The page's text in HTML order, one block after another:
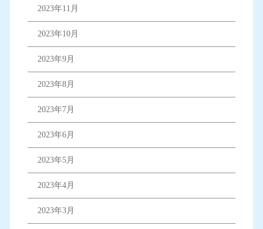
2023年11月
2023年10月
2023年9月
2023年8月
2023年7月
2023年6月
2023年5月
2023年4月
2023年3月